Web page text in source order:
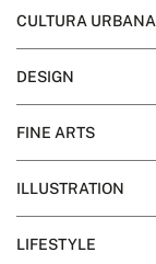
CULTURA URBANA
DESIGN
FINE ARTS
ILLUSTRATION
LIFESTYLE